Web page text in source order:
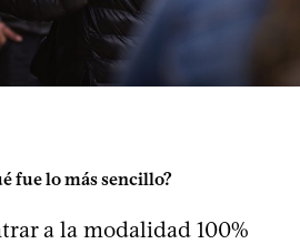
fue lo más sencillo?
a la modalidad 100%